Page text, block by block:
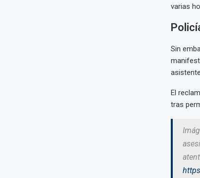
varias
Sin
El
tras